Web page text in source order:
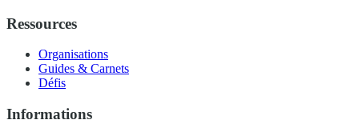
Ressources
Organisations
Guides & Carnets
Défis
Informations